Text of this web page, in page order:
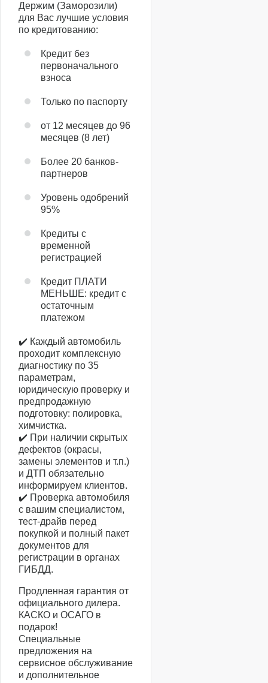
Держим (Заморозили)
для Вас лучшие условия
по кредитованию:
Кредит без
первоначального
взноса
Только по паспорту
от 12 месяцев до 96
месяцев (8 лет)
Более 20 банков-
партнеров
Уровень одобрений
95%
Кредиты с
временной
регистрацией
Кредит ПЛАТИ
МЕНЬШЕ: кредит с
остаточным
платежом
✔️ Каждый автомобиль
проходит комплексную
диагностику по 35
параметрам,
юридическую проверку и
предпродажную
подготовку: полировка,
химчистка.
✔️ При наличии скрытых
дефектов (окрасы,
замены элементов и т.п.)
и ДТП обязательно
информируем клиентов.
✔️ Проверка автомобиля
с вашим специалистом,
тест-драйв перед
покупкой и полный пакет
документов для
регистрации в органах
ГИБДД.
Продленная гарантия от
официального дилера.
КАСКО и ОСАГО в
подарок!
Специальные
предложения на
сервисное обслуживание
и дополнительное